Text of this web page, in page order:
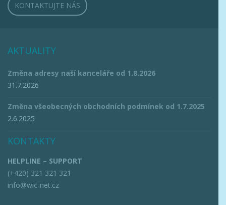
KONTAKTUJTE NÁS
AKTUALITY
Změna adresy naší kanceláře od 1.8.2026
31.7.2026
Změna všeobecných obchodních podmínek od 1.7.2025
2.6.2025
KONTAKTY
HELPLINE – SUPPORT
(+420) 321 321 321
info@wic-net.cz